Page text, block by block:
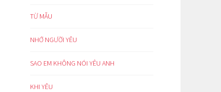
TỪ MẪU
NHỚ NGƯỜI YÊU
SAO EM KHÔNG NÓI YÊU ANH
KHI YÊU